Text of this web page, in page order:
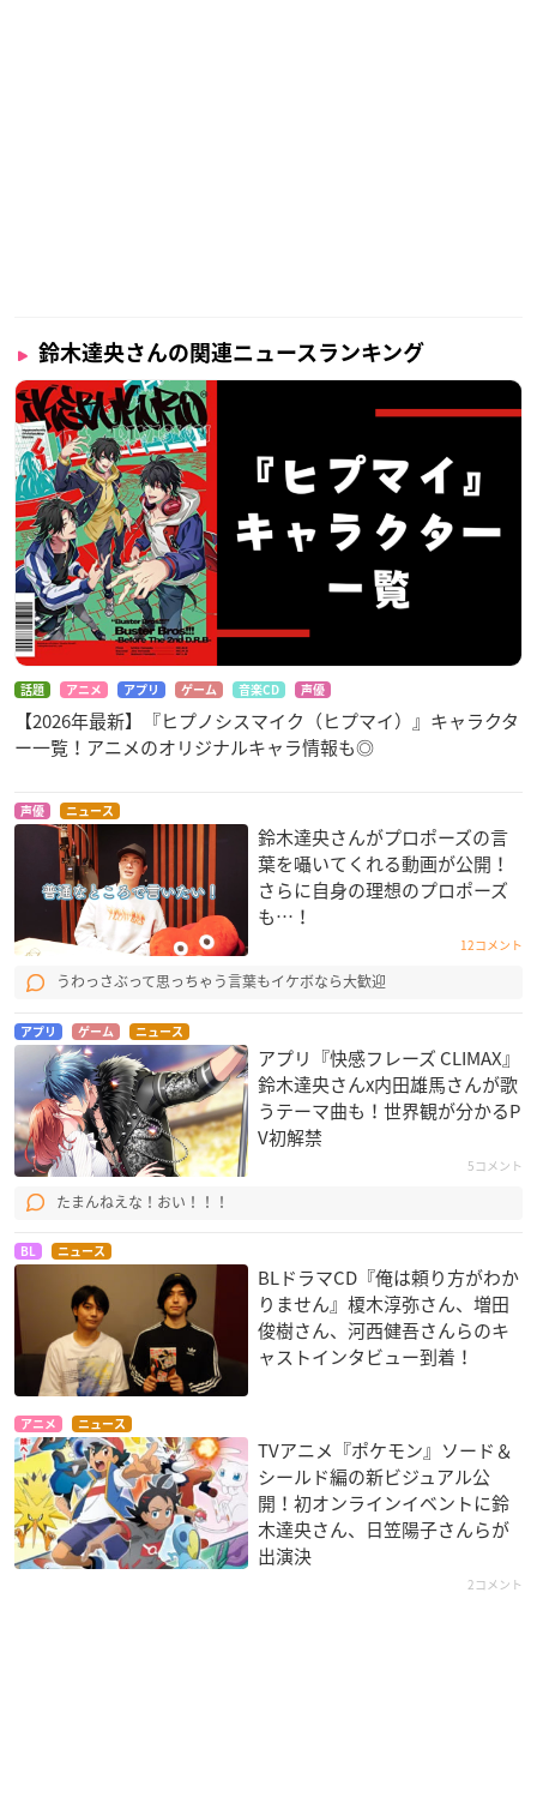
鈴木達央さんの関連ニュースランキング
話題 アニメ アプリ ゲーム 音楽CD 声優
【2026年最新】『ヒプノシスマイク（ヒプマイ）』キャラクタ
ー一覧！アニメのオリジナルキャラ情報も◎
声優 ニュース
鈴木達央さんがプロポーズの言
葉を囁いてくれる動画が公開！
さらに自身の理想のプロポーズ
も…！
12コメント
うわっさぶって思っちゃう言葉もイケボなら大歓迎
アプリ ゲーム ニュース
アプリ『快感フレーズ CLIMAX』
鈴木達央さんx内田雄馬さんが歌
うテーマ曲も！世界観が分かるP
V初解禁
5コメント
たまんねえな！おい！！！
BL ニュース
BLドラマCD『俺は頼り方がわか
りません』榎木淳弥さん、増田
俊樹さん、河西健吾さんらのキ
ャストインタビュー到着！
アニメ ニュース
TVアニメ『ポケモン』ソード＆
シールド編の新ビジュアル公
開！初オンラインイベントに鈴
木達央さん、日笠陽子さんらが
出演決
2コメント